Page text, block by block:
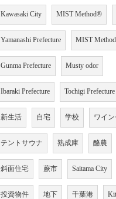
Kawasaki City MIST Method®
Yamanashi Prefecture MIST Method
Gunma Prefecture Musty odor
Ibaraki Prefecture Tochigi Prefecture
新生活 自宅 学校 ワイ
テントサウナ 熟成庫 酪農
斜面住宅 蕨市 Saitama City
投資物件 地下 千葉港